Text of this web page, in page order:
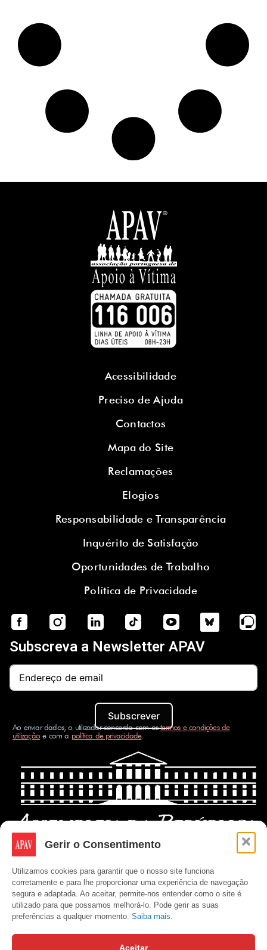
Gerir o Consentimento
Utilizamos cookies para garantir que o nosso site funciona
corretamente e para lhe proporcionar uma experiência de navegação
segura e adaptada. Ao aceitar, permite-nos entender como o site é
utilizado para que possamos melhorá-lo. Pode gerir as suas
preferências a qualquer momento. Saiba mais.
Aceitar
Acessibilidade
Preciso de Ajuda
Contactos
Mapa do Site
Reclamações
Elogios
Responsabilidade e Transparência
Inquérito de Satisfação
Oportunidades de Trabalho
Política de Privacidade
Subscreva a Newsletter APAV
Subscrever
Ao enviar dados, o utilizador concorda com ostermos e condições de
utilizaçãoe com a política de privacidade.